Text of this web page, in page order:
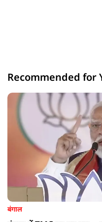
Recommended for
बंगाल